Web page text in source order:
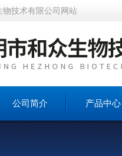
技术有限公司网站
公司简介 产品中心